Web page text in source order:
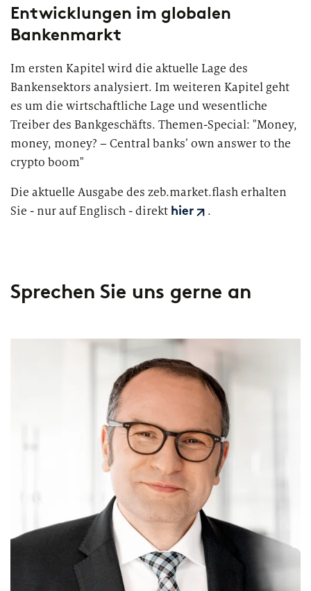
Kompositversicherer
Krankenversicherer
Lebensversicherer
Spezialinstitute &
Techunternehmen
Fintechs
Private Banking & Wealth
Management
Regulierung & Sonderprüfungen
Themenfür Financial Services
Transformationskompetenz entlang der gesamten
Wertschöpfungskette
Marktstudie unter Versicherern:
Operations der Zukunft
European Asset Management Study
2026
Entwicklungen im globalen
Bankenmarkt
Im ersten Kapitel wird die aktuelle Lage des
Bankensektors analysiert. Im weiteren Kapitel geht
es um die wirtschaftliche Lage und wesentliche
Treiber des Bankgeschäfts. Themen-Special: "Money,
money, money? – Central banks’ own answer to the
crypto boom"
Die aktuelle Ausgabe des zeb.market.flash erhalten
Sie - nur auf Englisch - direkt hier .
Sprechen Sie uns gerne an